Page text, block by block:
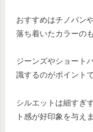
おすすめはチノパン
落ち着いたカラーのも
ジーンズやショート
識するのがポイントで
シルエットは細すぎ
ト感が好印象を与え